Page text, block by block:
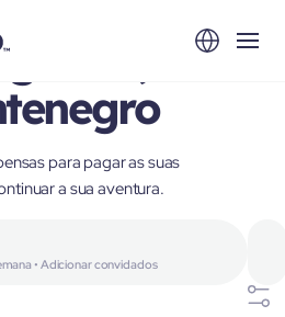
para pagar as suas
a sua aventura.
• Adicionar convidados